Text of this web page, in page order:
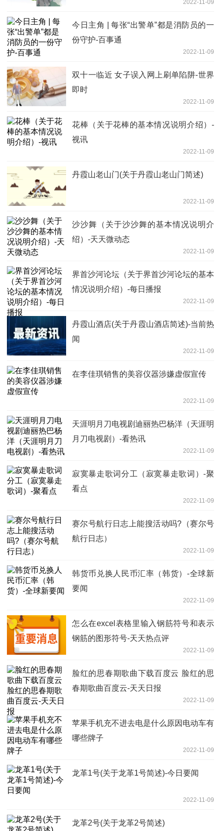
2022-11-09
今日主角 | 每张“出警单”都是消防员的一
份守护-百事通
2022-11-09
双十一临近 女子误入网上刷单陷阱-世界
即时
2022-11-09
花棒（关于花棒的基本情况说明介绍）-
视讯
2022-11-09
丹霞山老山门(关于丹霞山老山门简述)
2022-11-09
沙沙舞（关于沙沙舞的基本情况说明介
绍）-天天微动态
2022-11-09
界首沙河论坛（关于界首沙河论坛的基本
情况说明介绍）-每日播报
2022-11-09
丹霞山酒店(关于丹霞山酒店简述)-当前热
闻
2022-11-09
在李佳琪销售的美容仪器涉嫌虚假宣传
2022-11-09
天涯明月刀电视剧迪丽热巴杨洋（天涯明
月刀电视剧）-看热讯
2022-11-09
寂寞暴走歌词分工（寂寞暴走歌词）-聚
看点
2022-11-09
赛尔号航行日志上能搜活动吗?（赛尔号
航行日志）
2022-11-09
韩货币兑换人民币汇率（韩货）-全球新
要闻
2022-11-09
怎么在excel表格里输入钢筋符号和表示
钢筋的图形符号-天天热点评
2022-11-09
脸红的思春期歌曲下载百度云 脸红的思
春期歌曲百度云-天天日报
2022-11-09
苹果手机充不进去电是什么原因电动车有
哪些牌子
2022-11-09
龙革1号(关于龙革1号简述)-今日要闻
2022-11-09
龙革2号(关于龙革2号简述)